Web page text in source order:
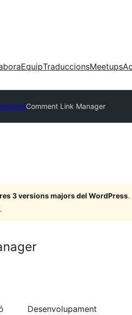
EquipTraduccionsMeetups
Comment Link Manager
3 versions majors del WordPress.
Desenvolupament